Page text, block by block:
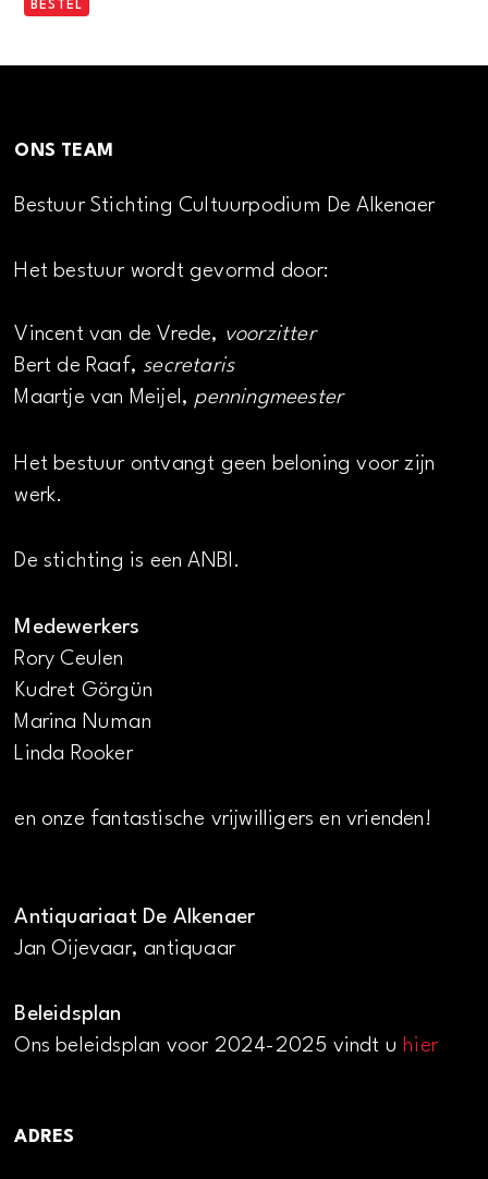
BESTEL
ONS TEAM
Bestuur Stichting Cultuurpodium De Alkenaer
Het bestuur wordt gevormd door:
Vincent van de Vrede, voorzitter
Bert de Raaf, secretaris
Maartje van Meijel, penningmeester
Het bestuur ontvangt geen beloning voor zijn
werk.
De stichting is een ANBI.
Medewerkers
Rory Ceulen
Kudret Görgün
Marina Numan
Linda Rooker
en onze fantastische vrijwilligers en vrienden!
Antiquariaat De Alkenaer
Jan Oijevaar, antiquaar
Beleidsplan
Ons beleidsplan voor 2024-2025 vindt uhier
ADRES